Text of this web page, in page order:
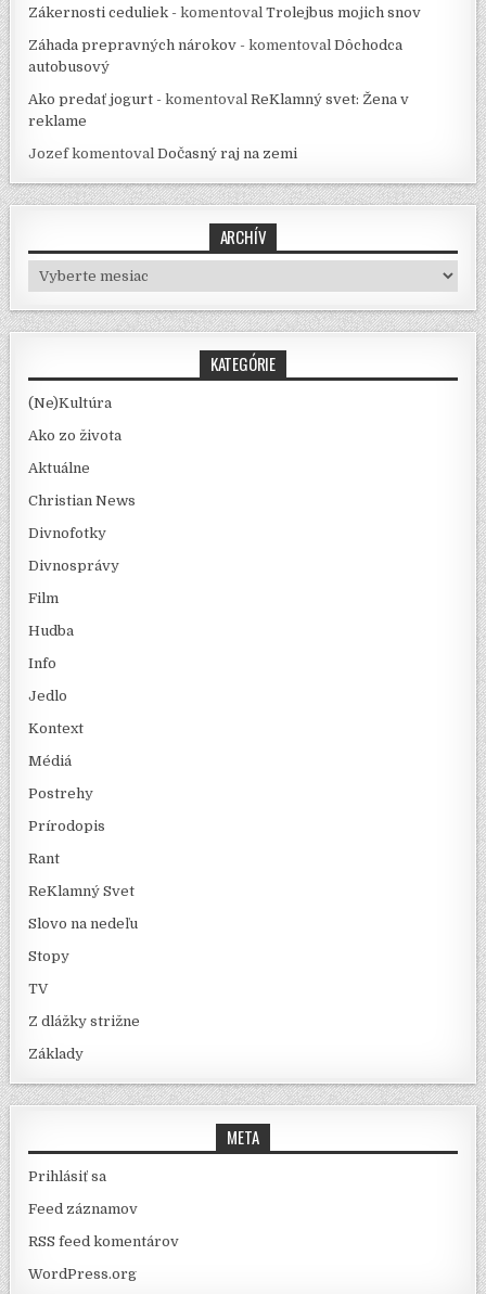
Zákernosti ceduliek - komentovalTrolejbus mojich snov
Záhada prepravných nárokov - komentovalDôchodca
autobusový
Ako predať jogurt - komentovalReKlamný svet: Žena v
reklame
JozefkomentovalDočasný raj na zemi
ARCHÍV
Archív
KATEGÓRIE
(Ne)Kultúra
Ako zo života
Aktuálne
Christian News
Divnofotky
Divnosprávy
Film
Hudba
Info
Jedlo
Kontext
Médiá
Postrehy
Prírodopis
Rant
ReKlamný Svet
Slovo na nedeľu
Stopy
TV
Z dlážky strižne
Základy
META
Prihlásiť sa
Feed záznamov
RSS feed komentárov
WordPress.org